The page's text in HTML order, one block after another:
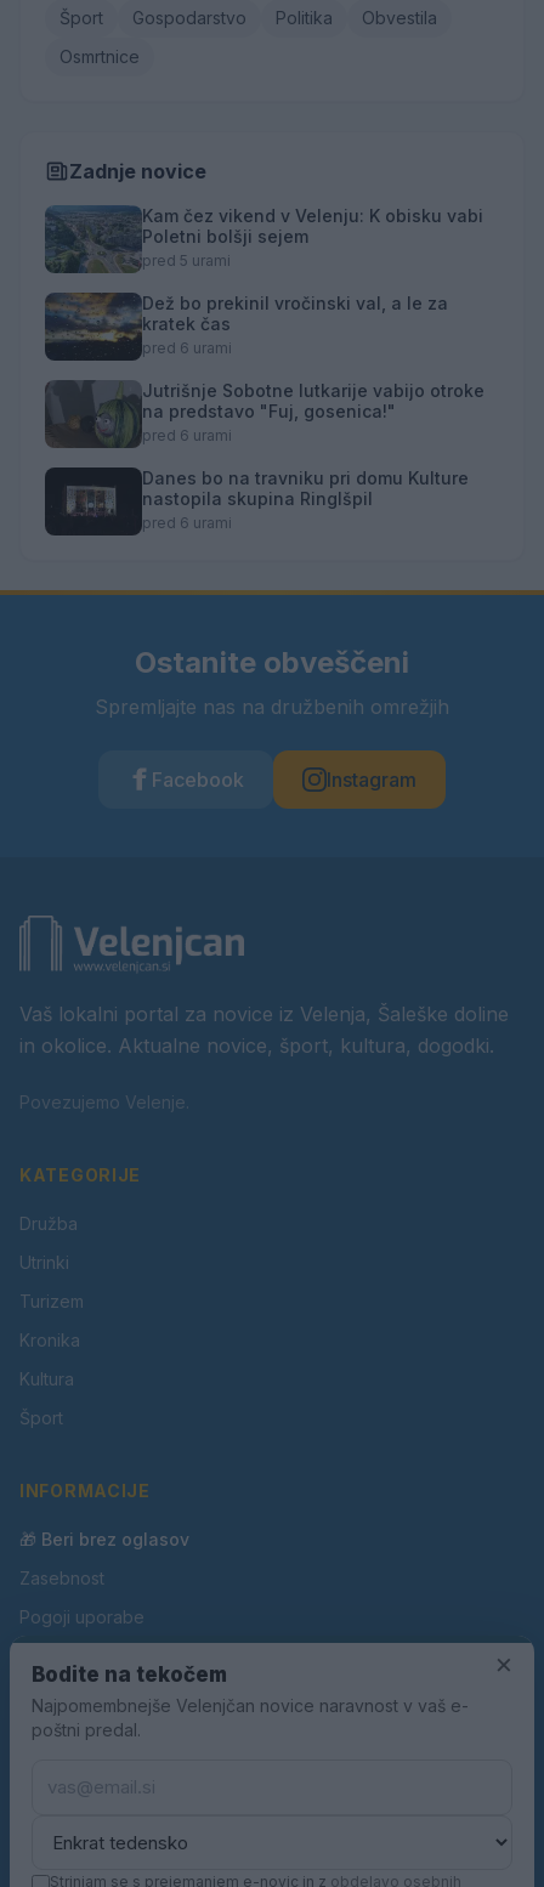
Šport
Gospodarstvo Politika
Obvestila
Osmrtnice
Zadnje novice
Kam čez vikend v Velenju: K obisku vabi
Poletni bolšji sejem
pred 5 urami
Dež bo prekinil vročinski val, a le za
kratek čas
pred 6 urami
Jutrišnje Sobotne lutkarije vabijo otroke
na predstavo "Fuj, gosenica!"
pred 6 urami
Danes bo na travniku pri domu Kulture
nastopila skupina Ringlšpil
pred 6 urami
Ostanite obveščeni
Spremljajte nas na družbenih omrežjih
Facebook Instagram
Vaš lokalni portal za novice iz Velenja, Šaleške doline
in okolice. Aktualne novice, šport, kultura, dogodki.
Povezujemo Velenje.
KATEGORIJE
Družba
Utrinki
Turizem
Kronika
Kultura
Šport
INFORMACIJE
🎁 Beri brez oglasov
Zasebnost
Pogoji uporabe
Oglaševanje
Kontakt
×
Bodite na tekočem
Najpomembnejše Velenjčan novice naravnost v vaš e-
poštni predal.
Strinjam se s prejemanjem e-novic in z obdelavo osebnih